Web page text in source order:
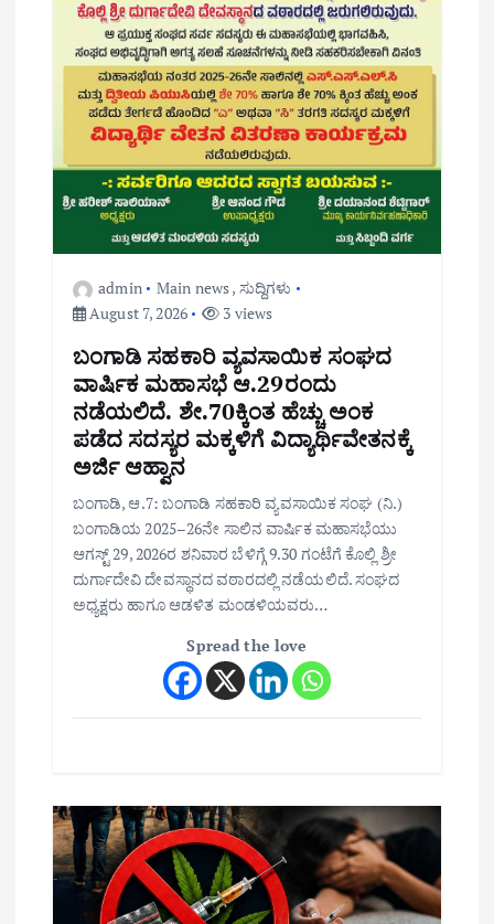
admin Main news, ಸುದ್ದಿಗಳು
August 7, 2026
3 views
ಬಂಗಾಡಿ ಸಹಕಾರಿ ವ್ಯವಸಾಯಿಕ ಸಂಘದ
ವಾರ್ಷಿಕ ಮಹಾಸಭೆ ಆ.29ರಂದು
ನಡೆಯಲಿದೆ. ಶೇ.70ಕ್ಕಿಂತ ಹೆಚ್ಚು ಅಂಕ
ಪಡೆದ ಸದಸ್ಯರ ಮಕ್ಕಳಿಗೆ ವಿದ್ಯಾರ್ಥಿವೇತನಕ್ಕೆ
ಅರ್ಜಿ ಆಹ್ವಾನ
ಬಂಗಾಡಿ, ಆ.7: ಬಂಗಾಡಿ ಸಹಕಾರಿ ವ್ಯವಸಾಯಿಕ ಸಂಘ (ನಿ.)
ಬಂಗಾಡಿಯ 2025–26ನೇ ಸಾಲಿನ ವಾರ್ಷಿಕ ಮಹಾಸಭೆಯು
ಆಗಸ್ಟ್ 29, 2026ರ ಶನಿವಾರ ಬೆಳಿಗ್ಗೆ 9.30 ಗಂಟೆಗೆ ಕೊಲ್ಲಿ ಶ್ರೀ
ದುರ್ಗಾದೇವಿ ದೇವಸ್ಥಾನದ ವಠಾರದಲ್ಲಿ ನಡೆಯಲಿದೆ. ಸಂಘದ
ಅಧ್ಯಕ್ಷರು ಹಾಗೂ ಆಡಳಿತ ಮಂಡಳಿಯವರು…
Spread the love